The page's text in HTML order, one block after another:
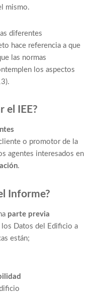
mismo.
diferentes
hace referencia a que
las normas
los aspectos
el IEE?
o promotor de la
agentes interesados en
.
Informe?
parte previa
Datos del Edificio a
están;